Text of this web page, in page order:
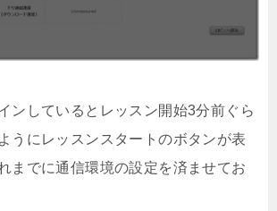
ンしているとレッスン開始3分前ぐら
うにレッスンスタートのボタンが表
までに通信環境の設定を済ませてお